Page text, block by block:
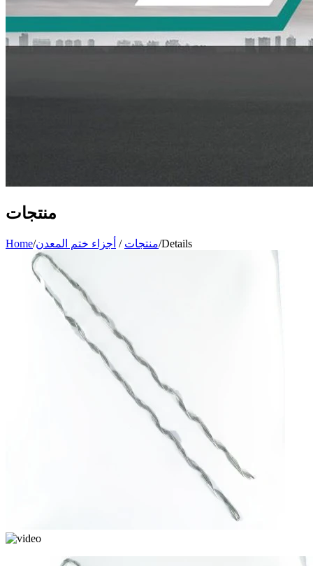
منتجات
Home/ منتجات / أجزاء ختم المعدن /Details